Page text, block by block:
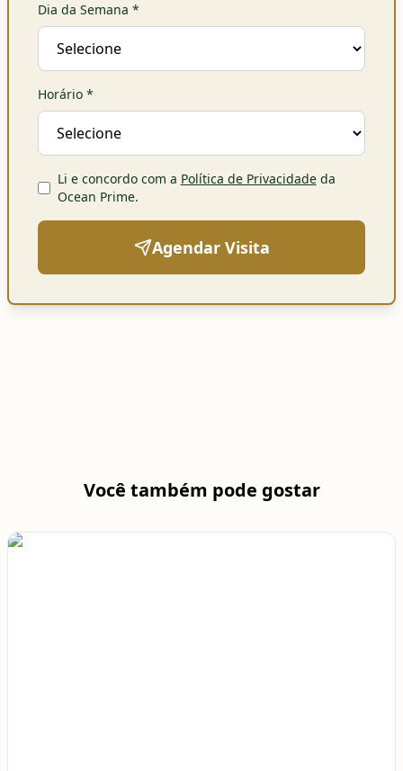
Dia da Semana *
Horário *
Li e concordo com a Política de Privacidadeda
Ocean Prime.
Agendar Visita
Você também pode gostar